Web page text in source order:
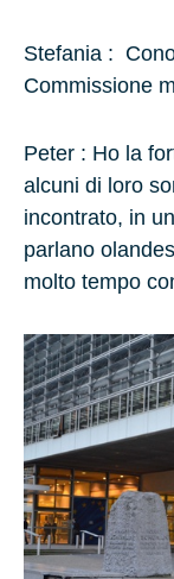
Stefania :
Commissione
Peter : Ho la
alcuni di loro
incontrato, in
parlano
molto tempo